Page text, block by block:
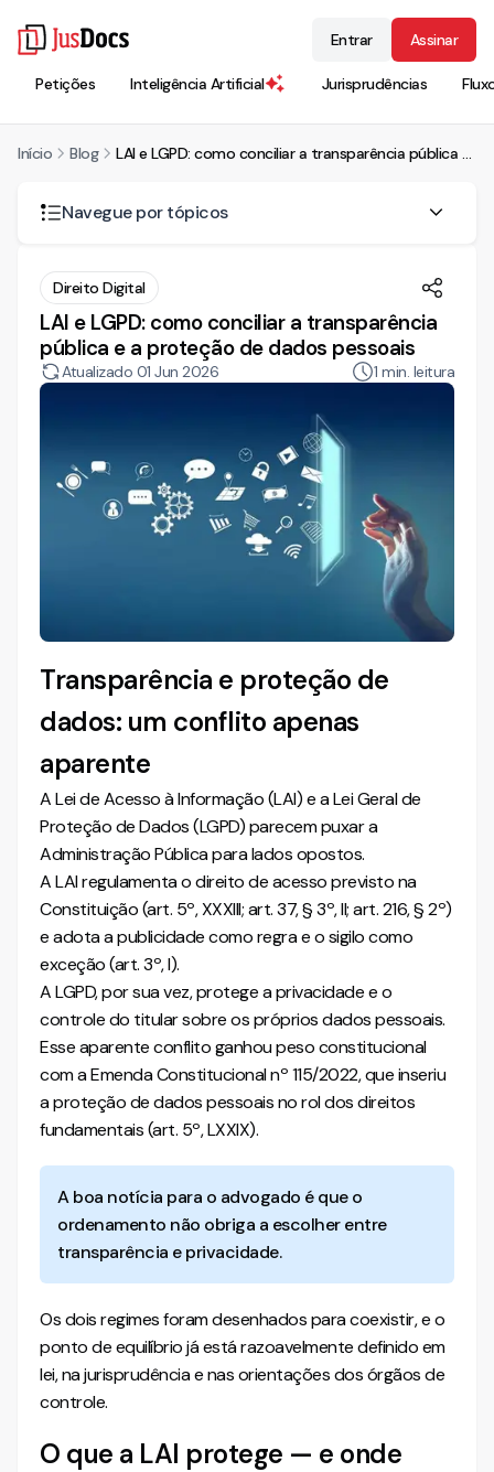
Petições Inteligência Artificial Jurisprudências
Entrar Assinar
Início Blog LAI e LGPD: como conciliar a transparência pública e a proteção de dados pessoais
Navegue por tópicos
Transparência e proteção de dados: um conflito apenas
aparente
O que a LAI protege — e onde entram as informações
pessoais
O ponto de equilíbrio na jurisprudência e nos órgãos de
controle
O Tema 483 do STF
A leitura harmônica da CGU e da ANPD
Atualizações normativas e jurisprudenciais
Direito Digital
LAI e LGPD: como conciliar a transparência
pública e a proteção de dados pessoais
Atualizado 01 Jun 2026 1 min. leitura
Transparência e proteção de
dados: um conflito apenas
aparente
A Lei de Acesso à Informação (LAI) e a Lei Geral de
Proteção de Dados (LGPD) parecem puxar a
Administração Pública para lados opostos.
A LAI regulamenta o direito de acesso previsto na
Constituição (art. 5º, XXXIII; art. 37, § 3º, II; art. 216, § 2º)
e adota a publicidade como regra e o sigilo como
exceção (art. 3º, I).
A LGPD, por sua vez, protege a privacidade e o
controle do titular sobre os próprios dados pessoais.
Esse aparente conflito ganhou peso constitucional
com a Emenda Constitucional nº 115/2022, que inseriu
a proteção de dados pessoais no rol dos direitos
fundamentais (art. 5º, LXXIX).
A boa notícia para o advogado é que o
ordenamento não obriga a escolher entre
transparência e privacidade.
Os dois regimes foram desenhados para coexistir, e o
ponto de equilíbrio já está razoavelmente definido em
lei, na jurisprudência e nas orientações dos órgãos de
controle.
O que a LAI protege — e onde